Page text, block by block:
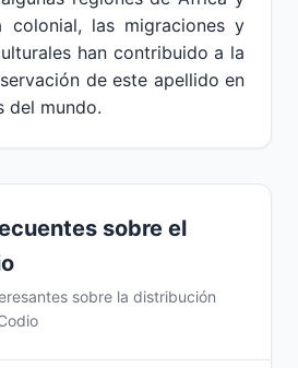
colonial, las migraciones y
han contribuido a la
de este apellido en
del mundo.
sobre el
sobre la distribución